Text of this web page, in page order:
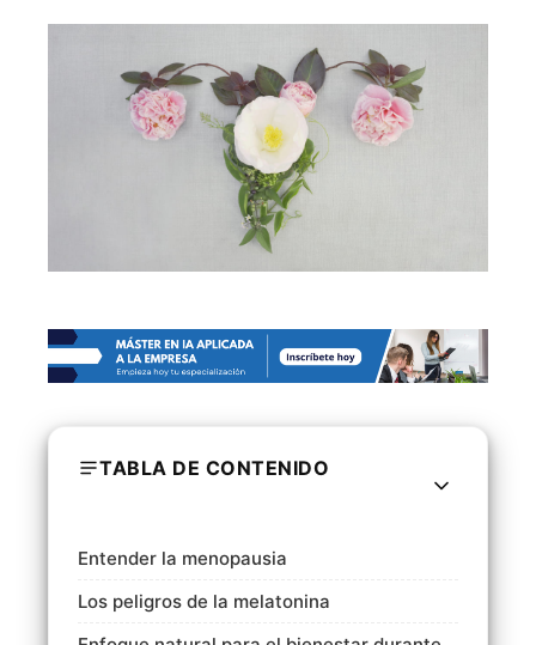
TABLA DE CONTENIDO
Entender la menopausia
Los peligros de la melatonina